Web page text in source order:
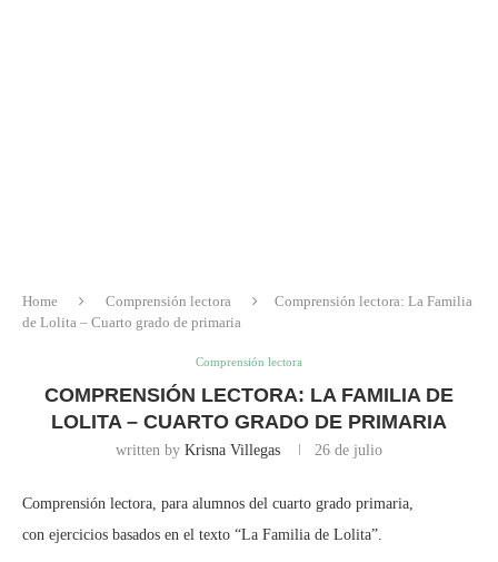
Home Comprensión lectora
Comprensión lectora: La Familia
de Lolita – Cuarto grado de primaria
Comprensión lectora
COMPRENSIÓN LECTORA: LA FAMILIA DE
LOLITA – CUARTO GRADO DE PRIMARIA
written by Krisna Villegas 26 de julio
Comprensión lectora, para alumnos del cuarto grado primaria,
con ejercicios basados en el texto “La Familia de Lolita”.